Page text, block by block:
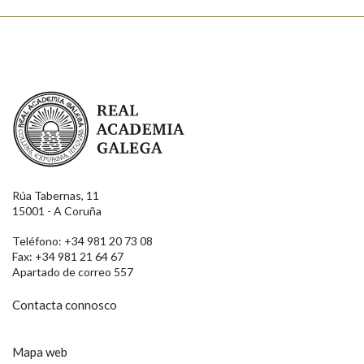
Real Academia Galega
Rúa Tabernas, 11
15001 - A Coruña
Teléfono: +34 981 20 73 08
Fax: +34 981 21 64 67
Apartado de correo 557
Contacta connosco
Mapa web